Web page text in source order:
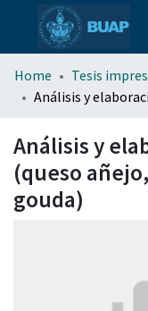
Home Tesis
Análisis y
(queso
gouda)